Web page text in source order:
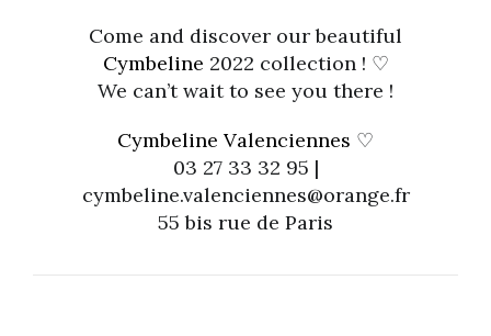
Come and discover our beautiful
Cymbeline 2022 collection ! ♡
We can’t wait to see you there !
Cymbeline Valenciennes ♡
03 27 33 32 95 |
cymbeline.valenciennes@orange.fr
55 bis rue de Paris